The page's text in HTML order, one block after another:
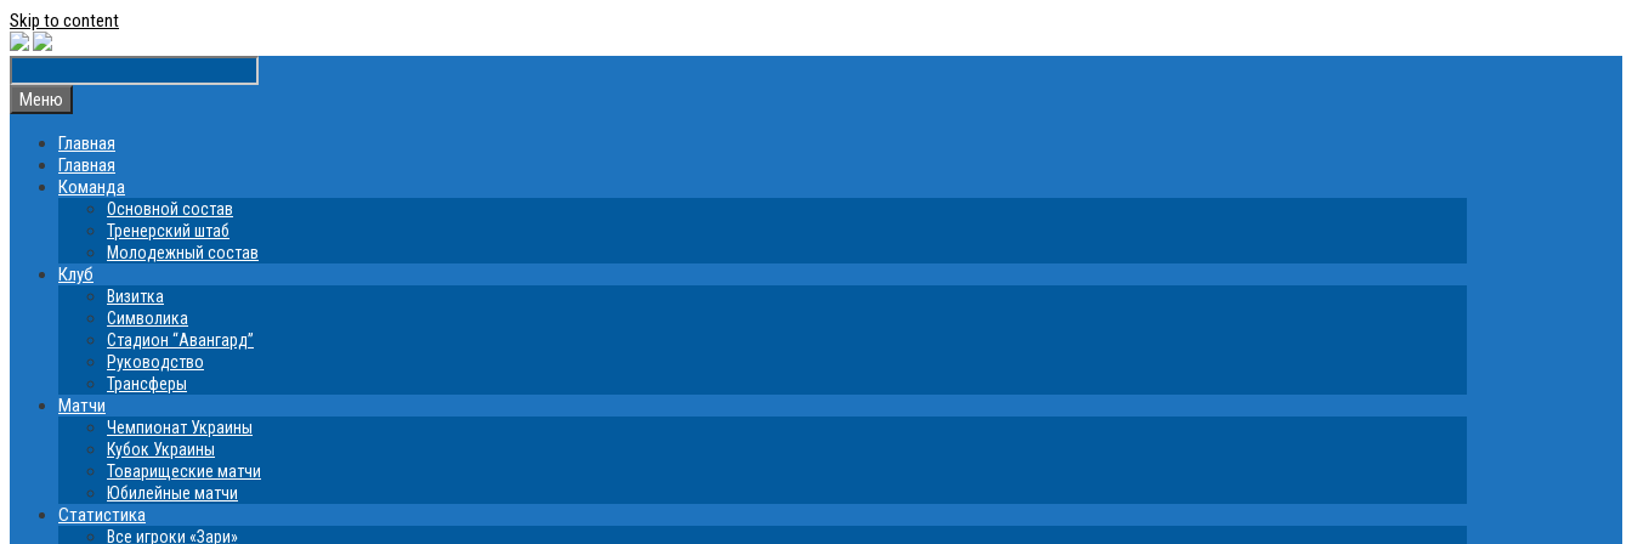
Skip to content
Меню
Главная
Главная
Команда
Основной состав
Тренерский штаб
Молодежный состав
Клуб
Визитка
Символика
Стадион “Авангард”
Руководство
Трансферы
Матчи
Чемпионат Украины
Кубок Украины
Товарищеские матчи
Юбилейные матчи
Статистика
Все игроки «Зари»